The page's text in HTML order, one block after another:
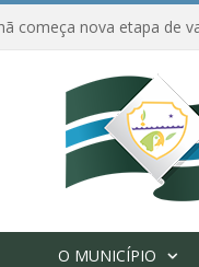
O MUNICÍPIO